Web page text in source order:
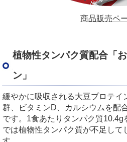
商品販売ペ
植物性タンパク質配合「
ン」
緩やかに吸収される大豆プロテイ
群、ビタミンD、カルシウムを配
です。1食あたりタンパク質
では植物性タンパク質が不足して